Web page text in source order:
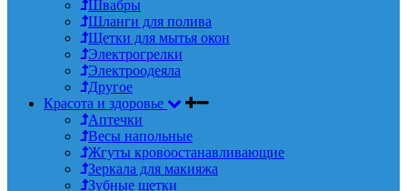
Швабры
Шланги для полива
Щетки для мытья окон
Электрогрелки
Электроодеяла
Другое
Красота и здоровье
Аптечки
Весы напольные
Жгуты кровоостанавливающие
Зеркала для макияжа
Зубные щетки